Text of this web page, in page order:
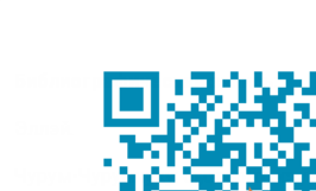
Библиографическая запись:
Чурум-Чурумчуку: оҕолорго